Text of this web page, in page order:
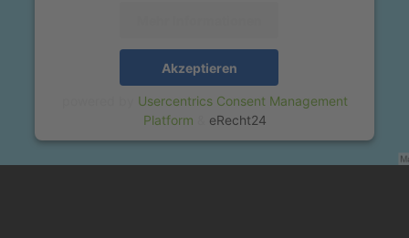
Akzeptieren
Usercentrics Consent Management
Platform
eRecht24